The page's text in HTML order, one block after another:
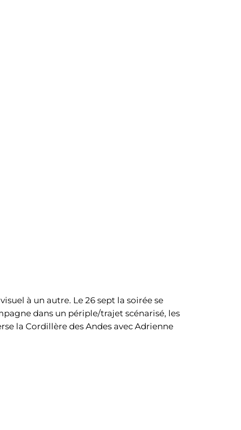
à un autre. Le 26 sept la soirée se
dans un périple/trajet scénarisé, les
la Cordillère des Andes avec Adrienne